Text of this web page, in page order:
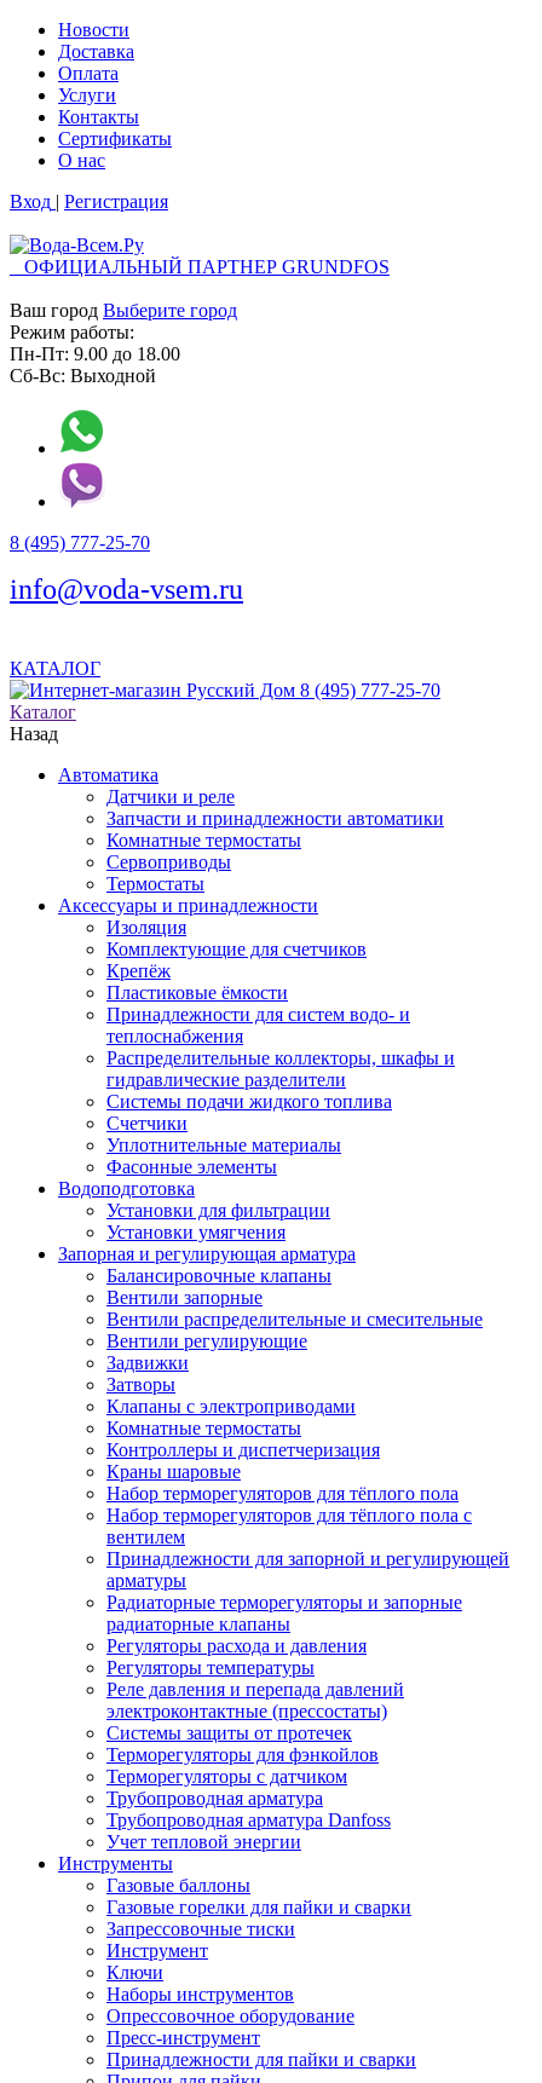
Новости
Доставка
Оплата
Услуги
Контакты
Cертификаты
О нас
Вход | Регистрация
ОФИЦИАЛЬНЫЙ ПАРТНЕР GRUNDFOS
Ваш город Выберите город
Режим работы:
Пн-Пт: 9.00 до 18.00
Сб-Вс: Выходной
8 (495) 777-25-70
info@voda-vsem.ru
КАТАЛОГ
8 (495) 777-25-70
Каталог
Назад
Автоматика
Датчики и реле
Запчасти и принадлежности автоматики
Комнатные термостаты
Сервоприводы
Термостаты
Аксессуары и принадлежности
Изоляция
Комплектующие для счетчиков
Крепёж
Пластиковые ёмкости
Принадлежности для систем водо- и
теплоснабжения
Распределительные коллекторы, шкафы и
гидравлические разделители
Системы подачи жидкого топлива
Счетчики
Уплотнительные материалы
Фасонные элементы
Водоподготовка
Установки для фильтрации
Установки умягчения
Запорная и регулирующая арматура
Балансировочные клапаны
Вентили запорные
Вентили распределительные и смесительные
Вентили регулирующие
Задвижки
Затворы
Клапаны с электроприводами
Комнатные термостаты
Контроллеры и диспетчеризация
Краны шаровые
Набор терморегуляторов для тёплого пола
Набор терморегуляторов для тёплого пола с
вентилем
Принадлежности для запорной и регулирующей
арматуры
Радиаторные терморегуляторы и запорные
радиаторные клапаны
Регуляторы расхода и давления
Регуляторы температуры
Реле давления и перепада давлений
электроконтактные (прессостаты)
Системы защиты от протечек
Терморегуляторы для фэнкойлов
Терморегуляторы с датчиком
Трубопроводная арматура
Трубопроводная арматура Danfoss
Учет тепловой энергии
Инструменты
Газовые баллоны
Газовые горелки для пайки и сварки
Запрессовочные тиски
Инструмент
Ключи
Наборы инструментов
Опрессовочное оборудование
Пресс-инструмент
Принадлежности для пайки и сварки